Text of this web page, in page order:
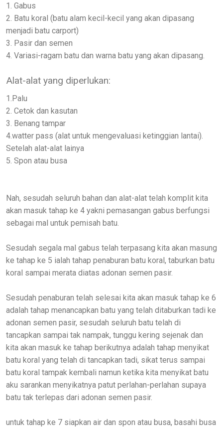
1. Gabus
2. Batu koral (batu alam kecil-kecil yang akan dipasang
menjadi batu carport)
3. Pasir dan semen
4. Variasi-ragam batu dan warna batu yang akan dipasang.
Alat-alat yang diperlukan:
1.Palu
2. Cetok dan kasutan
3. Benang tampar
4.watter pass (alat untuk mengevaluasi ketinggian lantai).
Setelah alat-alat lainya
5. Spon atau busa
Nah, sesudah seluruh bahan dan alat-alat telah komplit kita
akan masuk tahap ke 4 yakni pemasangan gabus berfungsi
sebagai mal untuk pemisah batu.
Sesudah segala mal gabus telah terpasang kita akan masung
ke tahap ke 5 ialah tahap penaburan batu koral, taburkan batu
koral sampai merata diatas adonan semen pasir.
Sesudah penaburan telah selesai kita akan masuk tahap ke 6
adalah tahap menancapkan batu yang telah ditaburkan tadi ke
adonan semen pasir, sesudah seluruh batu telah di
tancapkan sampai tak nampak, tunggu kering sejenak dan
kita akan masuk ke tahap berikutnya adalah tahap menyikat
batu koral yang telah di tancapkan tadi, sikat terus sampai
batu koral tampak kembali namun ketika kita menyikat batu
aku sarankan menyikatnya patut perlahan-perlahan supaya
batu tak terlepas dari adonan semen pasir.
untuk tahap ke 7 siapkan air dan spon atau busa, basahi busa